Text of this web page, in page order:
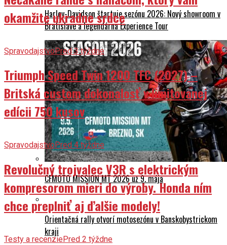
Harley-Davidson štartuje sezónu 2026: Nový showroom v
Bratislave a legendárna Experience Tour
CFMOTO MISSION MT 2026 už 9. mája
Orientačná rally otvorí motosezónu v Banskobystrickom
kraji
okamžite ukradne srdce
SpravodajstvoPred 3 týždne
Triumph Speed Twin 1200 TFC (2027) –
Britská custom dokonalosť v limitovanej
edícii 750 kusov
Spravodajstvo Pred 4 týždne
Revolučný trojvalec V3R s elektrickým
kompresorom mieri do výroby. Honda ním
chce preplniť aj ďalšie modely!
Testy a recenziePred 2 týždne